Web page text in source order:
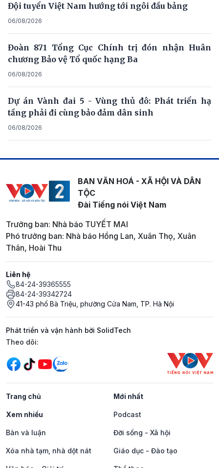
Đội tuyển Việt Nam hướng tới ngôi đầu bảng
06/08/2026
Đoàn 871 Tổng Cục Chính trị đón nhận Huân
chương Bảo vệ Tổ quốc hạng Ba
06/08/2026
Dự án Vành đai 5 - Vùng thủ đô: Phát triển hạ
tầng phải đi cùng bảo đảm dân sinh
06/08/2026
BAN VĂN HOÁ - XÃ HỘI VÀ DÂN
TỘC
Đài Tiếng nói Việt Nam
Trưởng ban: Nhà báo TUYẾT MAI
Phó trưởng ban: Nhà báo Hồng Lan, Xuân Thọ, Xuân
Thân, Hoài Thu
Liên hệ
84-24-39365555
84-24-39342724
41-43 phố Bà Triệu, phường Cửa Nam, TP. Hà Nội
Phát triển và vận hành bởi SolidTech
Mạng xã hội
Theo dõi:
Trang chủ Mới nhất
Xem nhiều Podcast
Bàn và luận Đời sống - Xã hội
Xóa nhà tạm, nhà dột nát Giáo dục - Đào tạo